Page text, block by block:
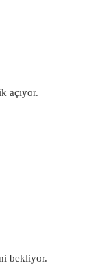
açıyor.
bekliyor.